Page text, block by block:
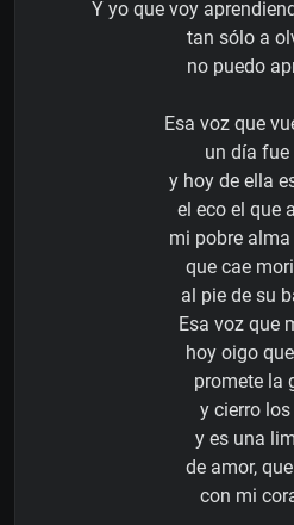
Y yo que voy
tan sólo a
no puedo
Esa voz que
un día fue
y hoy de ella
el eco el que
mi pobre alma
que cae
al pie de su
Esa voz que
hoy oigo
promete la
y cierro
y es una
de amor,
con mi